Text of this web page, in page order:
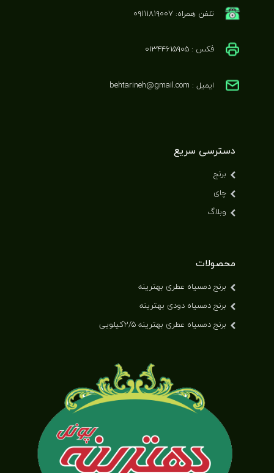
تلفن همراه: ۰۹۱۱۱۸۱۹۰۰۷
فکس : ۰۱۳۴۴۶۱۵۹۰۵
ایمیل : behtarineh@gmail.com
دسترسی سریع
برنج
چای
وبلاگ
محصولات
برنج دمسیاه عطری بهترینه
برنج دمسیاه دودی بهترینه
برنج دمسیاه عطری بهترینه ۲/۵کیلویی